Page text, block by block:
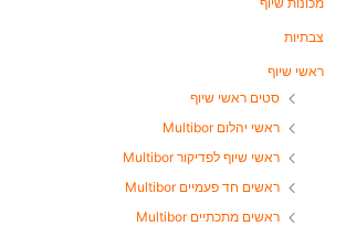
צבתיות
ראשי שיוף
סטים ראשי שיוף
ראשי יהלום Multibor
ראשי שיוף לפדיקור Multibor
ראשים חד פעמיים Multibor
ראשים מתכתיים Multibor